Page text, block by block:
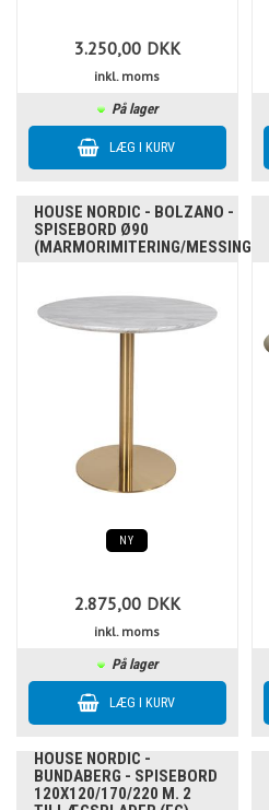
3.250,00 DKK
inkl. moms
På lager
HOUSE NORDIC - BOLZANO -
SPISEBORD Ø90
(MARMORIMITERING/MESSING)
NY
2.875,00 DKK
inkl. moms
På lager
HOUSE NORDIC -
BUNDABERG - SPISEBORD
120X120/170/220 M. 2